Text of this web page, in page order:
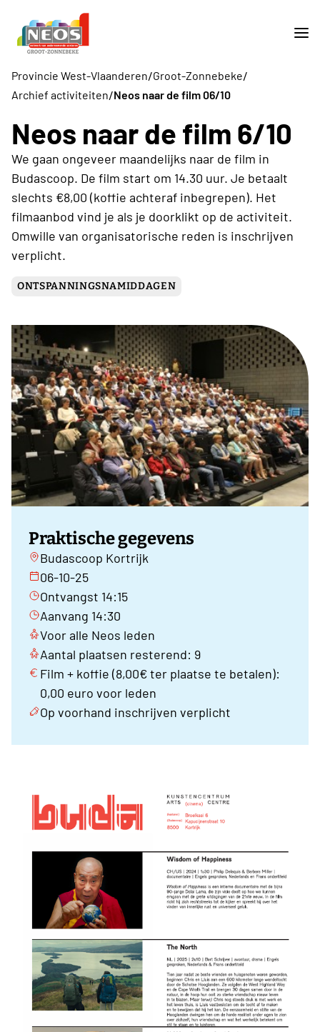
Provincie West-Vlaanderen/Groot-Zonnebeke/
Archief activiteiten/Neos naar de film 06/10
Neos naar de film 6/10
We gaan ongeveer maandelijks naar de film in
Budascoop. De film start om 14.30 uur. Je betaalt
slechts €8,00 (koffie achteraf inbegrepen). Het
filmaanbod vind je als je doorklikt op de activiteit.
Omwille van organisatorische reden is inschrijven
verplicht.
ONTSPANNINGSNAMIDDAGEN
Praktische gegevens
Budascoop Kortrijk
06-10-25
Ontvangst 14:15
Aanvang 14:30
Voor alle Neos leden
Aantal plaatsen resterend: 9
Film + koffie (8,00€ ter plaatse te betalen):
0,00 euro voor leden
Op voorhand inschrijven verplicht